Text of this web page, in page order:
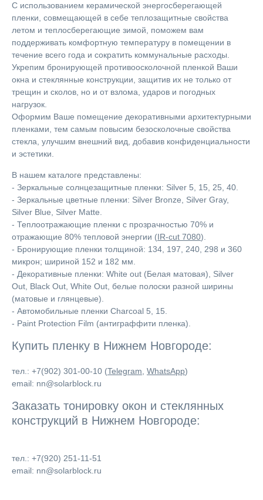
С использованием керамической энергосберегающей
пленки, совмещающей в себе теплозащитные свойства
летом и теплосберегающие зимой, поможем вам
поддерживать комфортную температуру в помещении в
течение всего года и сократить коммунальные расходы.
Укрепим бронирующей противоосколочной пленкой Ваши
окна и стеклянные конструкции, защитив их не только от
трещин и сколов, но и от взлома, ударов и погодных
нагрузок.
Оформим Ваше помещение декоративными архитектурными
пленками, тем самым повысим безосколочные свойства
стекла, улучшим внешний вид, добавив конфиденциальности
и эстетики.
В нашем каталоге представлены:
- Зеркальные солнцезащитные пленки: Silver 5, 15, 25, 40.
- Зеркальные цветные пленки: Silver Bronze, Silver Gray,
Silver Blue, Silver Matte.
- Теплоотражающие пленки с прозрачностью 70% и
отражающие 80% тепловой энергии (IR-cut 7080).
- Бронирующие пленки толщиной: 134, 197, 240, 298 и 360
микрон; шириной 152 и 182 мм.
- Декоративные пленки: White out (Белая матовая), Silver
Out, Black Out, White Out, белые полоски разной ширины
(матовые и глянцевые).
- Автомобильные пленки Charcoal 5, 15.
- Paint Protection Film (антиграффити пленка).
Купить пленку в Нижнем Новгороде:
тел.: +7(902) 301-00-10 (Telegram WhatsApp)
email: nn@solarblock.ru
Заказать тонировку окон и стеклянных
конструкций в Нижнем Новгороде:
тел.: +7(920) 251-11-51
email: nn@solarblock.ru